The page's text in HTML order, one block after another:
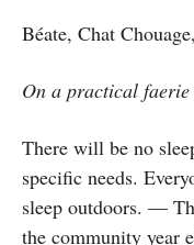
Béate, Chat
On a practical faerie
There will be no
specific needs.
sleep outdoors. —
the community year